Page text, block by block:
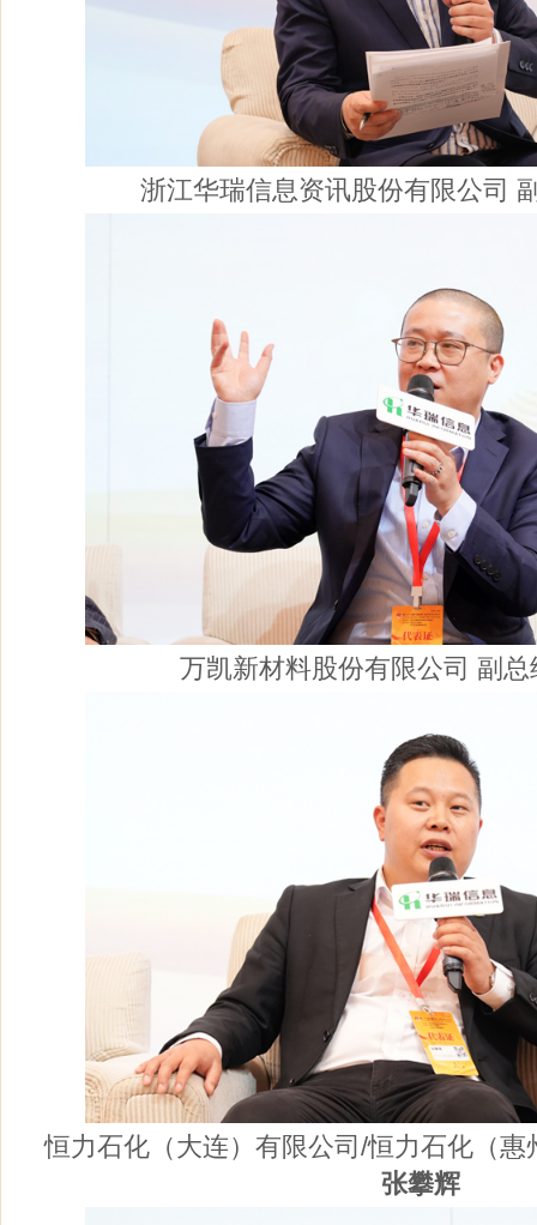
浙江华瑞信息资讯股份有限公司
万凯新材料股份有限公司 副总
恒力石化（大连）有限公司/恒力石化（
张攀辉